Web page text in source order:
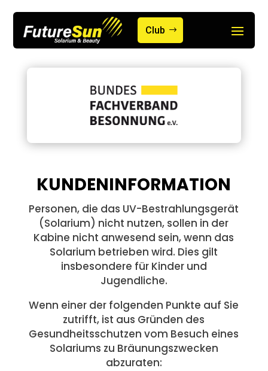
Club
KUNDENINFORMATION
Personen, die das UV-Bestrahlungsgerät
(Solarium) nicht nutzen, sollen in der
Kabine nicht anwesend sein, wenn das
Solarium betrieben wird. Dies gilt
insbesondere für Kinder und
Jugendliche.
Wenn einer der folgenden Punkte auf Sie
zutrifft, ist aus Gründen des
Gesundheitsschutzen vom Besuch eines
Solariums zu Bräunungszwecken
abzuraten: